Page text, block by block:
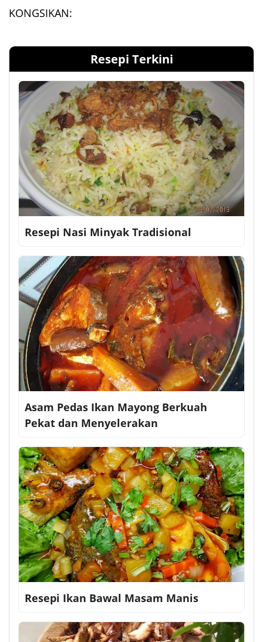
KONGSIKAN:
Resepi Terkini
Resepi Nasi Minyak Tradisional
Asam Pedas Ikan Mayong Berkuah
Pekat dan Menyelerakan
Resepi Ikan Bawal Masam Manis